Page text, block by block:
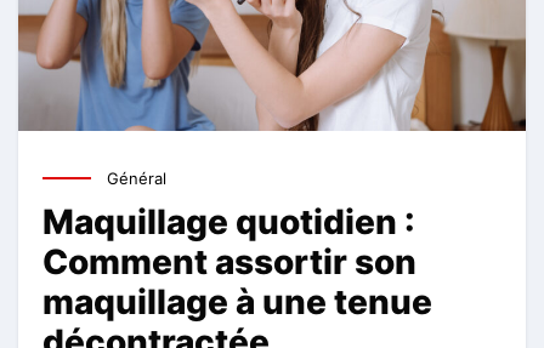
Général
Maquillage quotidien :
Comment assortir son
maquillage à une tenue